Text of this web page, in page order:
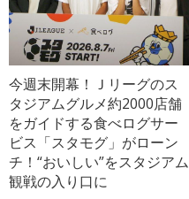
今週末開幕！Ｊリーグのス
タジアムグルメ約2000店舗
をガイドする食べログサー
ビス「スタモグ」がローン
チ！“おいしい”をスタジアム
観戦の入り口に